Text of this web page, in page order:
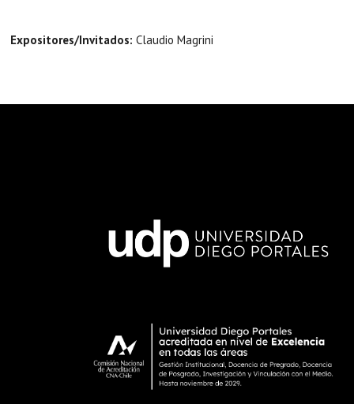
Expositores/Invitados:Claudio Magrini